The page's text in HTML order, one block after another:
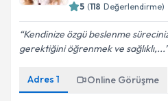
5 (118 Değerlendirme)
Kendinize özgü beslenme
gerektiğini öğrenmek ve sağlıklı,...
Adres 1 Online Görüşme